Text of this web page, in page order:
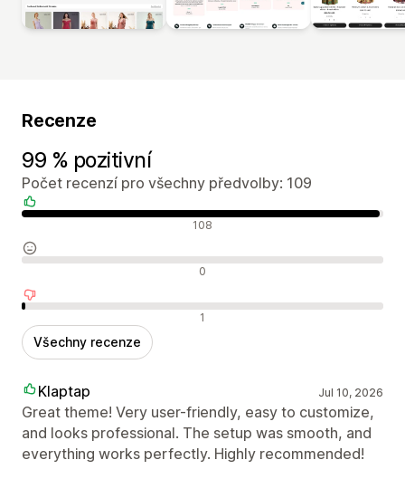
Recenze
99 % pozitivní
Počet recenzí pro všechny předvolby: 109
Pozitivní recenze 108
Neutrální recenze 0
Negativní recenze 1
Všechny recenze
Klaptap Jul 10, 2026
Great theme! Very user-friendly, easy to customize,
and looks professional. The setup was smooth, and
everything works perfectly. Highly recommended!